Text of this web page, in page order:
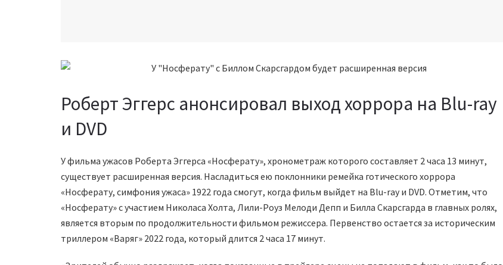
Роберт Эггерс анонсировал выход хоррора на Blu-ray
и DVD
У фильма ужасов Роберта Эггерса «Носферату», хронометраж которого составляет 2 часа 13 минут,
существует расширенная версия. Насладиться ею поклонники ремейка готического хоррора
«Носферату, симфония ужаса» 1922 года смогут, когда фильм выйдет на Blu-ray и DVD. Отметим, что
«Носферату» с участием Николаса Холта, Лили-Роуз Мелоди Депп и Билла Скарсгарда в главных ролях,
является вторым по продолжительности фильмом режиссера. Первенство остается за историческим
триллером «Варяг» 2022 года, который длится 2 часа 17 минут.